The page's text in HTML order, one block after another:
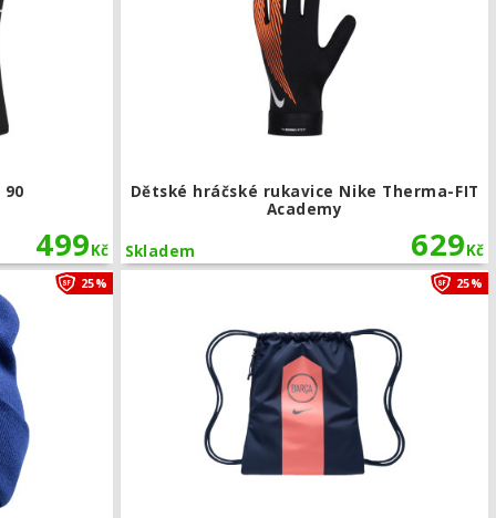
499Kč
Dětské hráčské rukavice Nike Therma-FIT
Academy
629Kč
Skladem
25% 25%